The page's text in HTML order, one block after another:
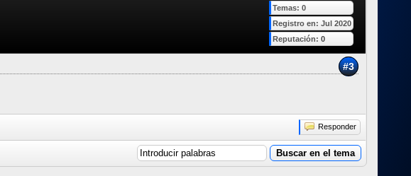
Temas: 0
Registro en: Jul 2020
Reputación: 0
#3
Responder